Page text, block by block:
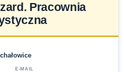
Pracownia
E-MAIL